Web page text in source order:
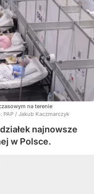
na terenie
PAP / Jakub Kaczmarczyk
najnowsze
w Polsce.